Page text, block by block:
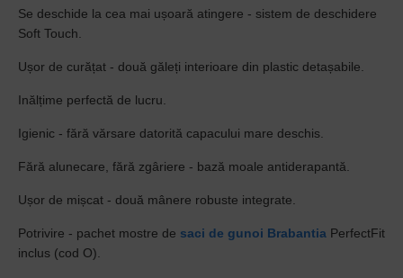
Se deschide la cea mai ușoară atingere - sistem de deschidere
Soft Touch.
Ușor de curățat - două găleți interioare din plastic detașabile.
Inălțime perfectă de lucru.
Igienic - fără vărsare datorită capacului mare deschis.
Fără alunecare, fără zgâriere - bază moale antiderapantă.
Ușor de mișcat - două mânere robuste integrate.
Potrivire - pachet mostre de saci de gunoi Brabantia PerfectFit
inclus (cod O).